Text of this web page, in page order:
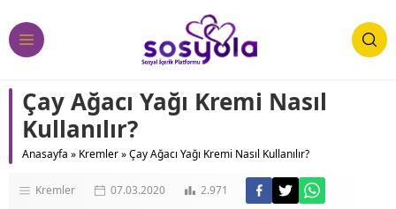
Çay Ağacı Yağı Kremi Nasıl
Kullanılır?
Anasayfa » Kremler»Çay Ağacı Yağı Kremi Nasıl Kullanılır?
Kremler 07.03.2020 2.971